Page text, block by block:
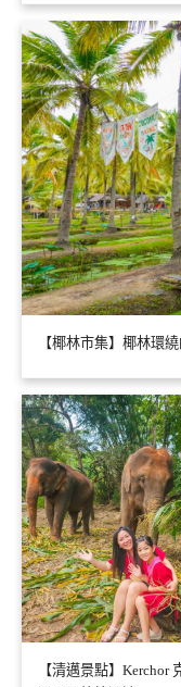
【椰林市集】椰林環
【清邁景點】